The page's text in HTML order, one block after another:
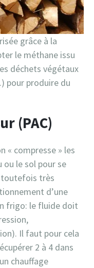
grâce à la
le méthane issu
déchets végétaux
pour produire du
(PAC)
« compresse » les
ou le sol pour se
toutefois très
d’une
frigo: le fluide doit
Il faut pour cela
2 à 4 dans
chauffage